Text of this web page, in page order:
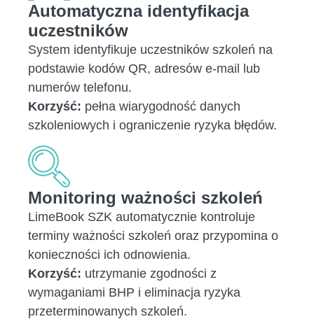
Automatyczna identyfikacja
uczestników
System identyfikuje uczestników szkoleń na
podstawie kodów QR, adresów e-mail lub
numerów telefonu.
Korzyść: pełna wiarygodność danych
szkoleniowych i ograniczenie ryzyka błędów.
Monitoring ważności szkoleń
LimeBook SZK automatycznie kontroluje
terminy ważności szkoleń oraz przypomina o
konieczności ich odnowienia.
Korzyść: utrzymanie zgodności z
wymaganiami BHP i eliminacja ryzyka
przeterminowanych szkoleń.